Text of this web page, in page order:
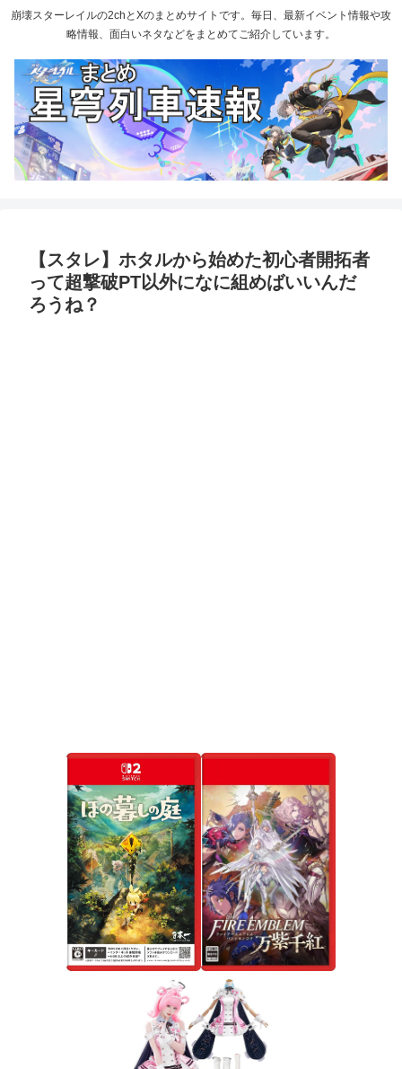
崩壊スターレイルの2chとXのまとめサイトです。毎日、最新イベント情報や攻
略情報、面白いネタなどをまとめてご紹介しています。
【スタレ】ホタルから始めた初心者開拓者
って超撃破PT以外になに組めばいいんだ
ろうね？